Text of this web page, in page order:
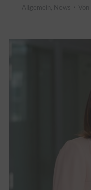
Allgemein News Von